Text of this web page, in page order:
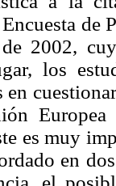
2002,
los
es muy
en